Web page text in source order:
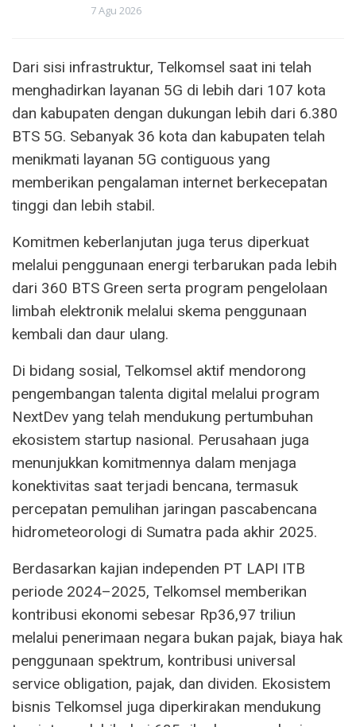
7 Agu 2026
Dari sisi infrastruktur, Telkomsel saat ini telah
menghadirkan layanan 5G di lebih dari 107 kota
dan kabupaten dengan dukungan lebih dari 6.380
BTS 5G. Sebanyak 36 kota dan kabupaten telah
menikmati layanan 5G contiguous yang
memberikan pengalaman internet berkecepatan
tinggi dan lebih stabil.
Komitmen keberlanjutan juga terus diperkuat
melalui penggunaan energi terbarukan pada lebih
dari 360 BTS Green serta program pengelolaan
limbah elektronik melalui skema penggunaan
kembali dan daur ulang.
Di bidang sosial, Telkomsel aktif mendorong
pengembangan talenta digital melalui program
NextDev yang telah mendukung pertumbuhan
ekosistem startup nasional. Perusahaan juga
menunjukkan komitmennya dalam menjaga
konektivitas saat terjadi bencana, termasuk
percepatan pemulihan jaringan pascabencana
hidrometeorologi di Sumatra pada akhir 2025.
Berdasarkan kajian independen PT LAPI ITB
periode 2024–2025, Telkomsel memberikan
kontribusi ekonomi sebesar Rp36,97 triliun
melalui penerimaan negara bukan pajak, biaya hak
penggunaan spektrum, kontribusi universal
service obligation, pajak, dan dividen. Ekosistem
bisnis Telkomsel juga diperkirakan mendukung